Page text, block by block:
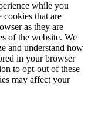
while you
cookies that are
as they are
of the website. We
and understand how
in your browser
to opt-out of these
may affect your